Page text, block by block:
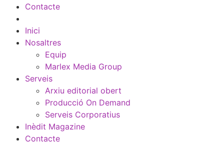
Contacte
Inici
Nosaltres
Equip
Marlex Media Group
Serveis
Arxiu editorial obert
Producció On Demand
Serveis Corporatius
Inèdit Magazine
Contacte